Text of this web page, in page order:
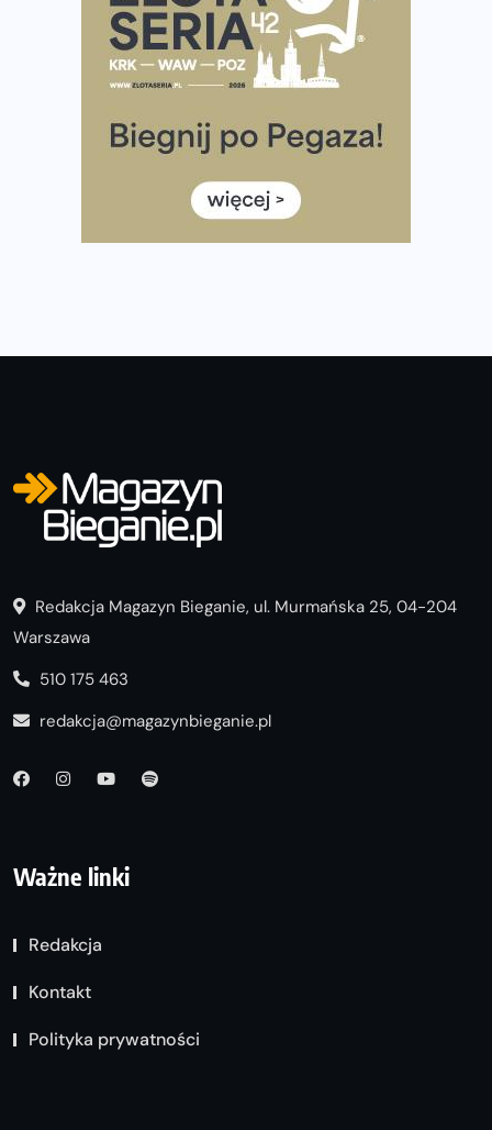
Co ma dużo białka? Produkty, które warto włączyć do
Rozbiegany Olsztyn szykuje się na weekend z
Już w tę sobotę 35. Bieg Powstania Warszawskiego.
Wystartuje rekordowa liczba uczestników
35. Bieg Powstania Warszawskiego – praktyczny
poradnik przed startem
Redakcja Magazyn Bieganie, ul. Murmańska 25, 04-204
Warszawa
510 175 463
redakcja@magazynbieganie.pl
Ważne linki
Redakcja
Kontakt
Polityka prywatności